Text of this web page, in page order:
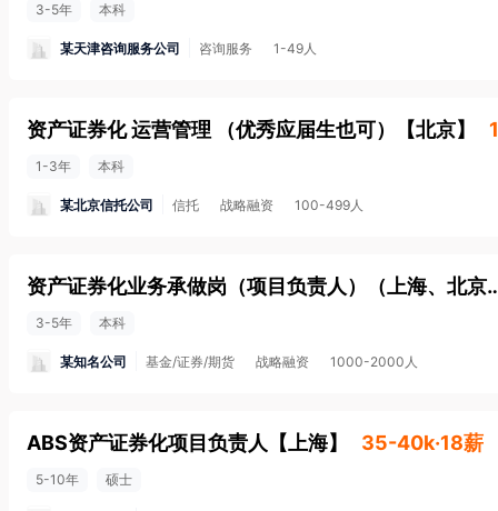
3-5年 本科
某天津咨询服务公司 咨询服务 1-49人
资产证券化 运营管理 （优秀应届生也可） 【北京】
1-3年 本科
某北京信托公司 信托 战略融资 100-499人
资产证券化业务承做岗（项目负
3-5年 本科
某知名公司 基金/证券/期货 战略融资 1000-2000人
ABS资产证券化项目负责人 【 上海】 35-40k·18薪
5-10年 硕士